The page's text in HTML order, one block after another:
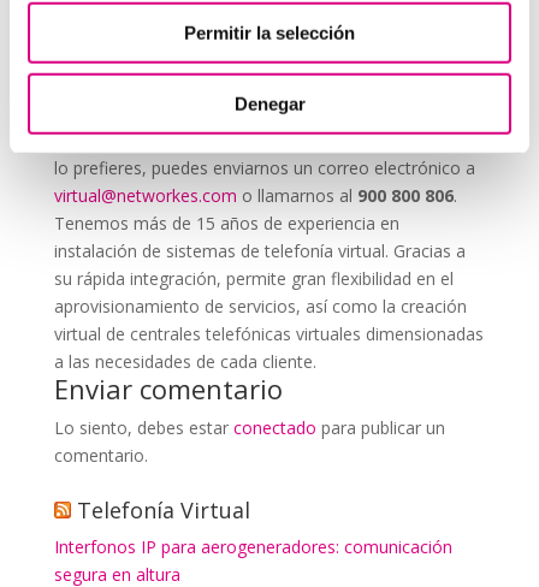
Permitir la selección
Denegar
System Network, tu operadora de telefonía
virtual en España
Telefonía Virtual Network
que nos permitas estudiar tu caso particular. Aunque si
lo prefieres, puedes enviarnos un correo electrónico a
virtual@networkes.com o llamarnos al 900 800 806.
Tenemos más de 15 años de experiencia en
instalación de sistemas de telefonía virtual. Gracias a
su rápida integración, permite gran flexibilidad en el
aprovisionamiento de servicios, así como la creación
virtual de centrales telefónicas virtuales dimensionadas
a las necesidades de cada cliente.
Enviar comentario
Lo siento, debes estar conectado para publicar un
comentario.
Telefonía Virtual
Interfonos IP para aerogeneradores: comunicación
segura en altura